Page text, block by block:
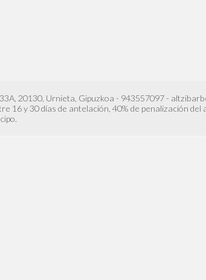
20130, Urnieta, Gipuzkoa - 943557097 -
16 y 30 días de antelación, 40% de penalización